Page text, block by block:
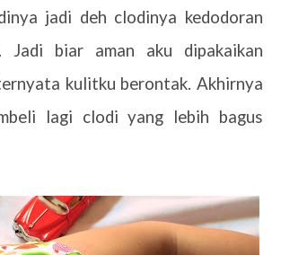
jadi deh clodinya kedodoran
Jadi biar aman aku dipakaikan
kulitku berontak. Akhirnya
lagi clodi yang lebih bagus